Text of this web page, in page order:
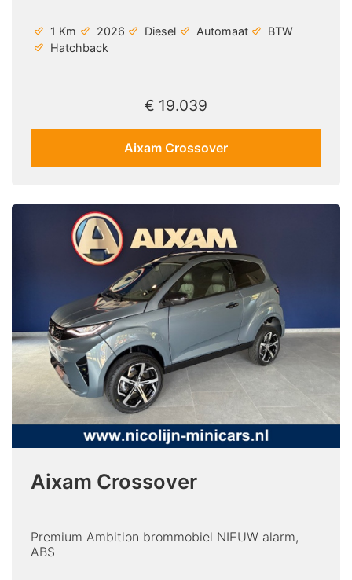
1 Km 2026 Diesel Automaat
BTW
Hatchback
€ 19.039
Aixam Crossover
Aixam Crossover
Premium Ambition brommobiel NIEUW alarm,
ABS